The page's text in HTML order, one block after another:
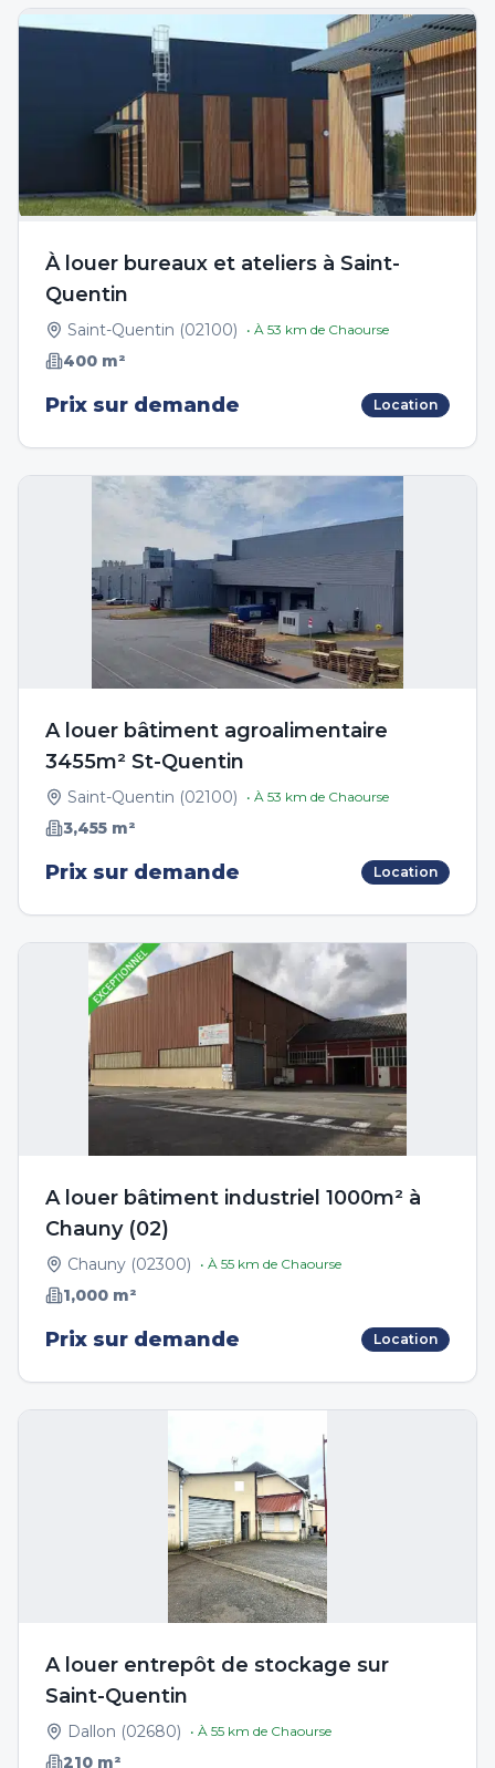
À louer bureaux et ateliers à Saint-
Quentin
Saint-Quentin (02100) • À 53 km de Chaourse
400 m²
Prix sur demande Location
A louer bâtiment agroalimentaire
3455m² St-Quentin
Saint-Quentin (02100) • À 53 km de Chaourse
3,455 m²
Prix sur demande Location
A louer bâtiment industriel 1000m² à
Chauny (02)
Chauny (02300) • À 55 km de Chaourse
1,000 m²
Prix sur demande Location
A louer entrepôt de stockage sur
Saint-Quentin
Dallon (02680) • À 55 km de Chaourse
210 m²